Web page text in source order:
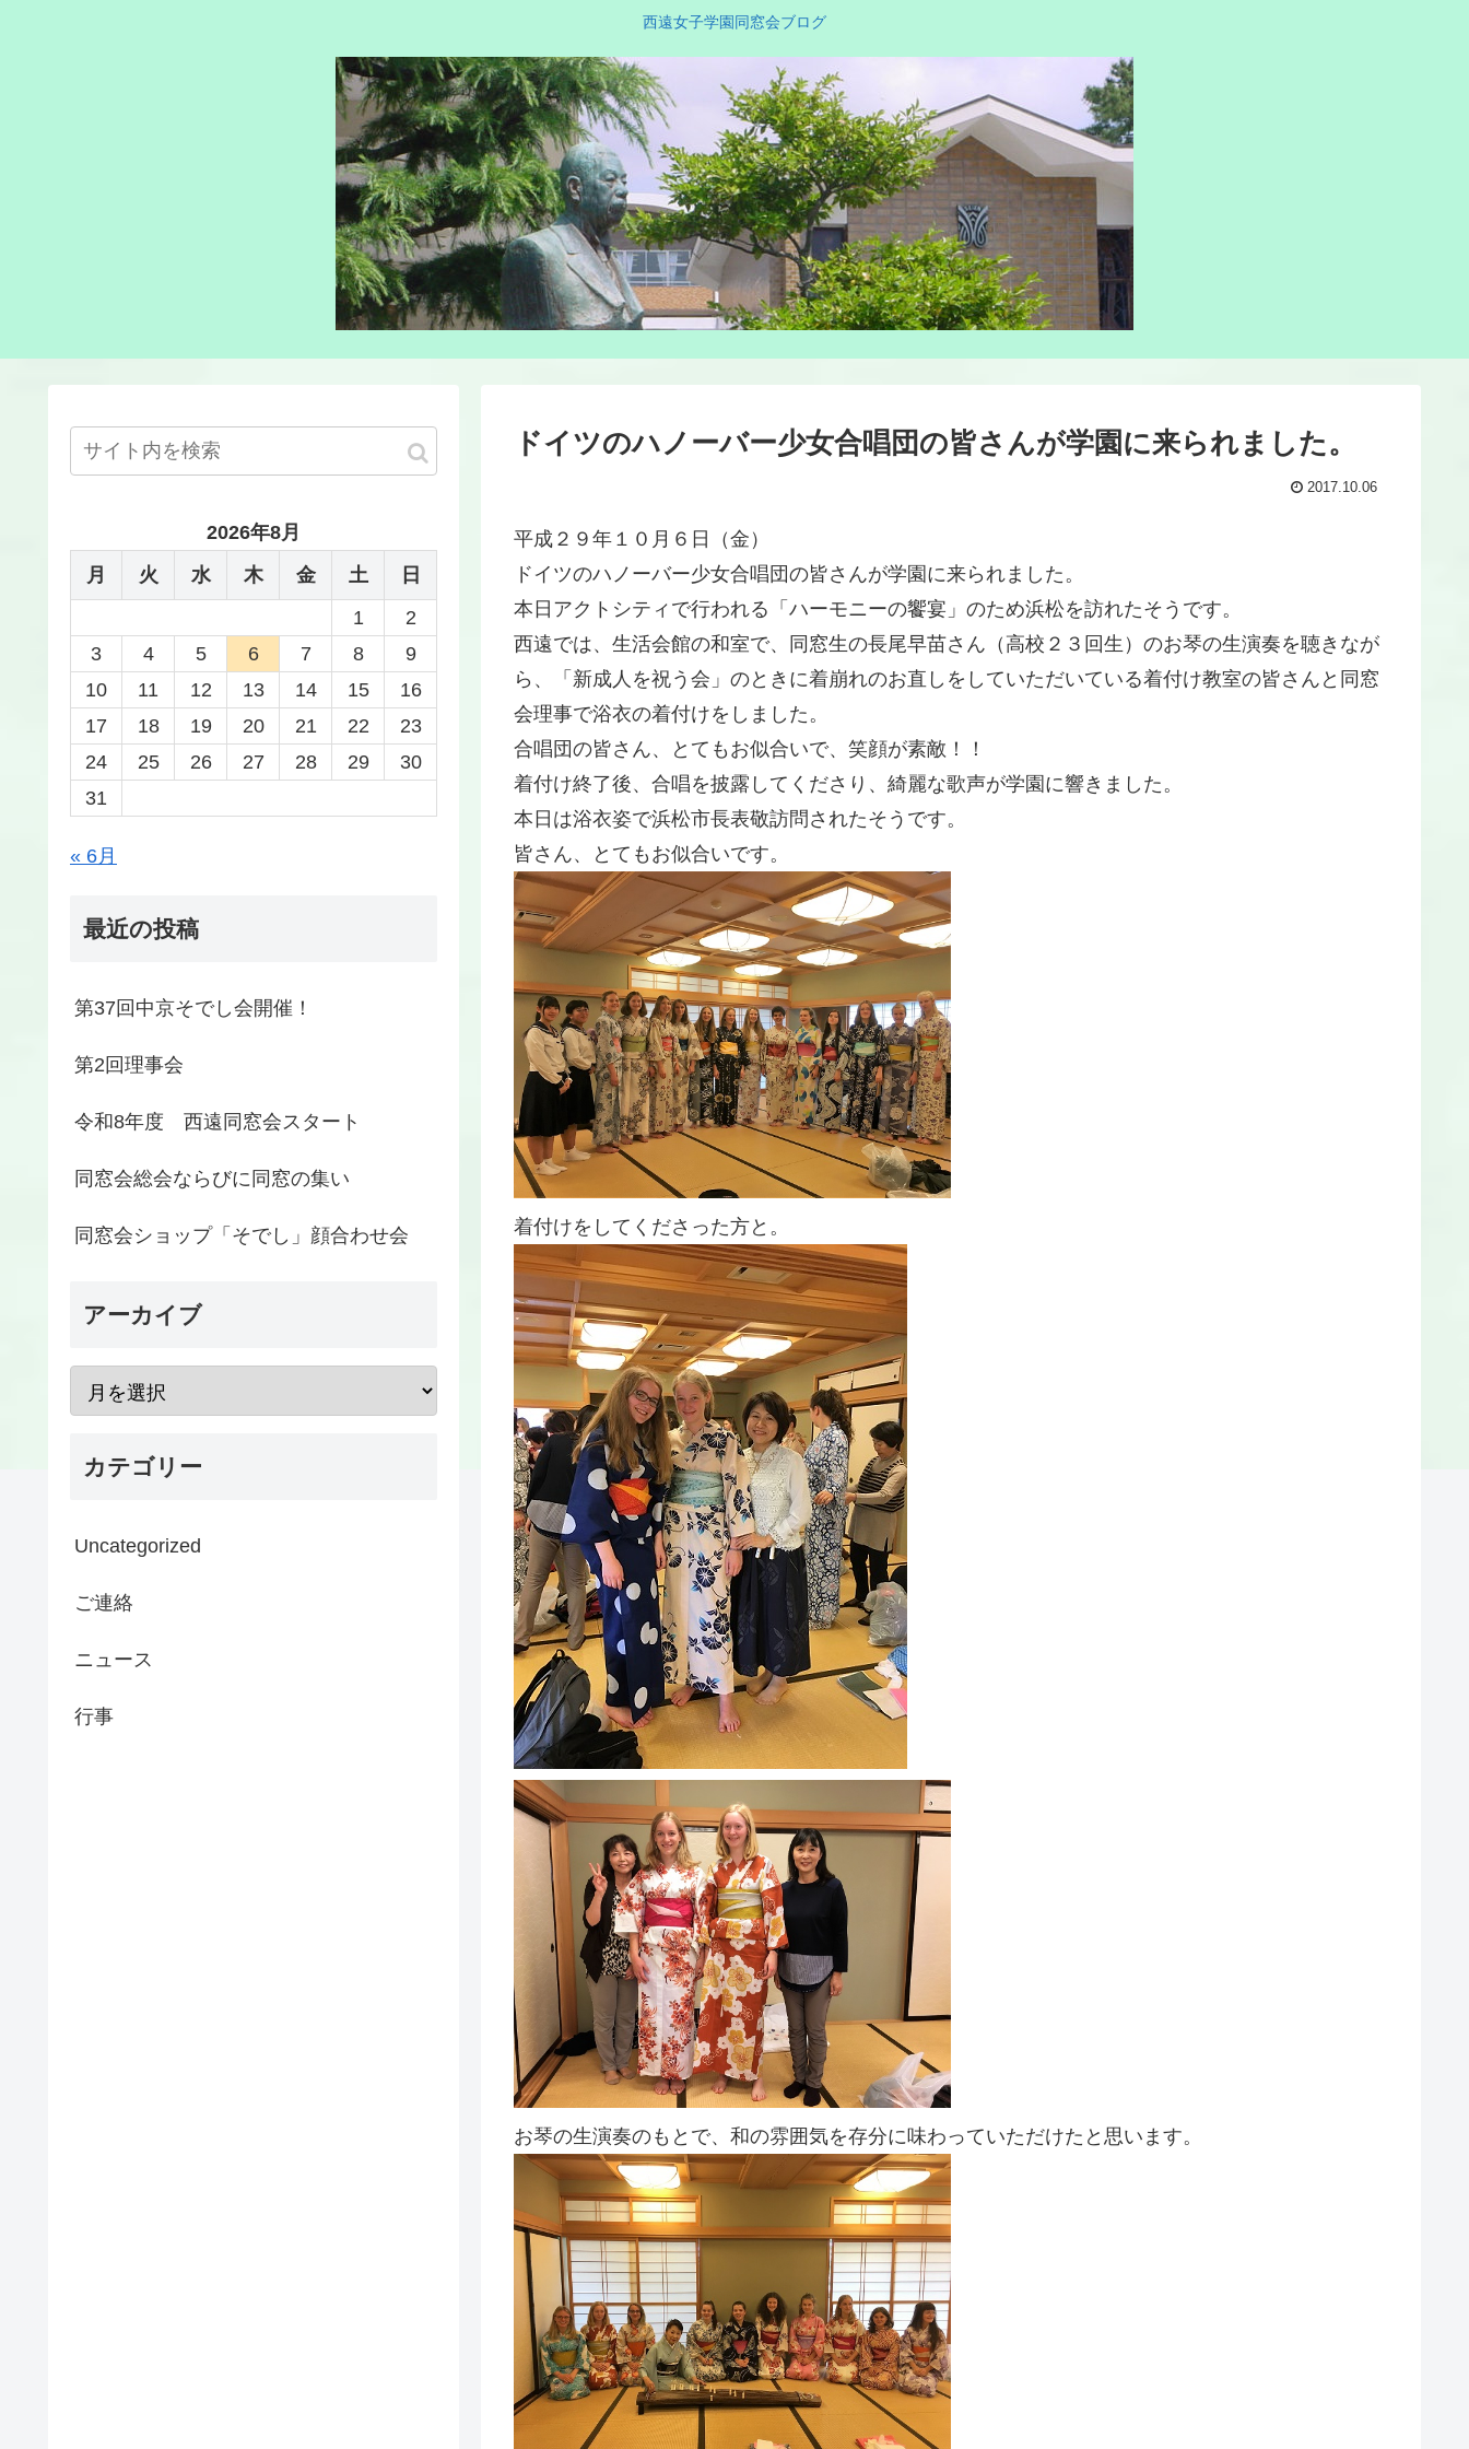
西遠女子学園同窓会ブログ
ドイツのハノーバー少女合唱団の皆さんが学園に来られました。
2017.10.06
平成２９年１０月６日（金）
ドイツのハノーバー少女合唱団の皆さんが学園に来られました。
本日アクトシティで行われる「ハーモニーの饗宴」のため浜松を訪れたそうです。
西遠では、生活会館の和室で、同窓生の長尾早苗さん（高校２３回生）のお琴の生演奏を聴きなが
ら、「新成人を祝う会」のときに着崩れのお直しをしていただいている着付け教室の皆さんと同窓
会理事で浴衣の着付けをしました。
合唱団の皆さん、とてもお似合いで、笑顔が素敵！！
着付け終了後、合唱を披露してくださり、綺麗な歌声が学園に響きました。
本日は浴衣姿で浜松市長表敬訪問されたそうです。
皆さん、とてもお似合いです。
着付けをしてくださった方と。
お琴の生演奏のもとで、和の雰囲気を存分に味わっていただけたと思います。
2026年8月
月
火 水 木 金 土
日
1
2
3
4 5 6 7 8
9
10
11 12 13 14 15
16
17
18 19 20 21 22
23
24
25 26 27 28 29
30
31
« 6月
最近の投稿
第37回中京そでし会開催！
第2回理事会
令和8年度 西遠同窓会スタート
同窓会総会ならびに同窓の集い
同窓会ショップ「そでし」顔合わせ会
アーカイブ
カテゴリー
Uncategorized
ご連絡
ニュース
行事